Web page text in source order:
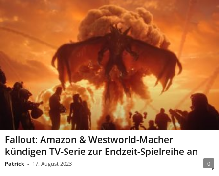
Fallout: Amazon & Westworld-Macher
kündigen TV-Serie zur Endzeit-Spielreihe an
Patrick - 17. August 2023 0